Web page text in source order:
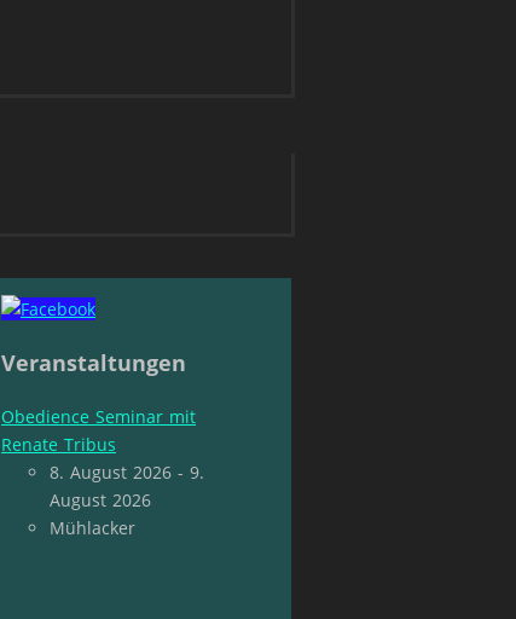
Veranstaltungen
Obedience Seminar mit
Renate Tribus
8. August 2026 - 9.
August 2026
Mühlacker